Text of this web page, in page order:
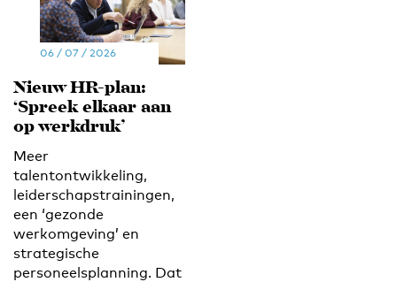
06 / 07 / 2026
Nieuw HR-plan:
‘Spreek elkaar aan
op werkdruk’
Meer
talentontwikkeling,
leiderschapstrainingen,
een ‘gezonde
werkomgeving’ en
strategische
personeelsplanning. Dat